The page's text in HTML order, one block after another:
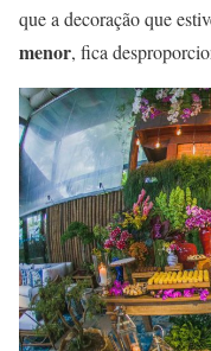
que a decoração que
menor, fica